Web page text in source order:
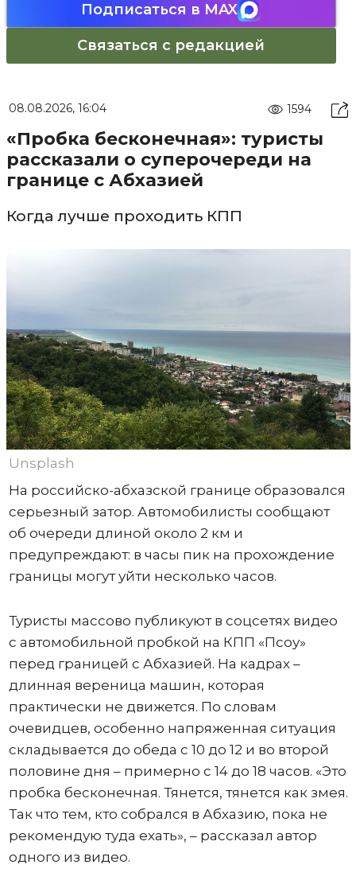
Подписаться в MAX
Связаться с редакцией
08.08.2026, 16:04 1594
«Пробка бесконечная»: туристы
рассказали о суперочереди на
границе с Абхазией
Когда лучше проходить КПП
Unsplash
На российско-абхазской границе образовался
серьезный затор. Автомобилисты сообщают
об очереди длиной около 2 км и
предупреждают: в часы пик на прохождение
границы могут уйти несколько часов.
Туристы массово публикуют в соцсетях видео
с автомобильной пробкой на КПП «Псоу»
перед границей с Абхазией. На кадрах –
длинная вереница машин, которая
практически не движется. По словам
очевидцев, особенно напряженная ситуация
складывается до обеда с 10 до 12 и во второй
половине дня – примерно с 14 до 18 часов. «Это
пробка бесконечная. Тянется, тянется как змея.
Так что тем, кто собрался в Абхазию, пока не
рекомендую туда ехать», – рассказал автор
одного из видео.